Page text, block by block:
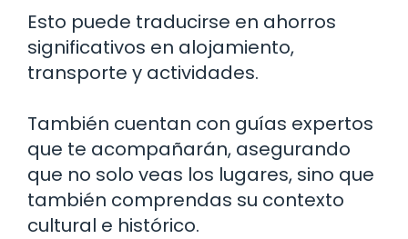
Esto puede traducirse en ahorros
significativos en alojamiento,
transporte y actividades.
También cuentan con guías expertos
que te acompañarán, asegurando
que no solo veas los lugares, sino que
también comprendas su contexto
cultural e histórico.